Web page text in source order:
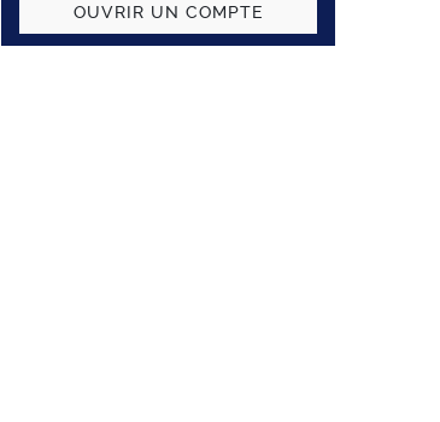
OUVRIR UN COMPTE